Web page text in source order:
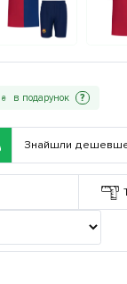
₴ ?
Знайшли